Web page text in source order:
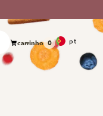
carrinho 0 pt